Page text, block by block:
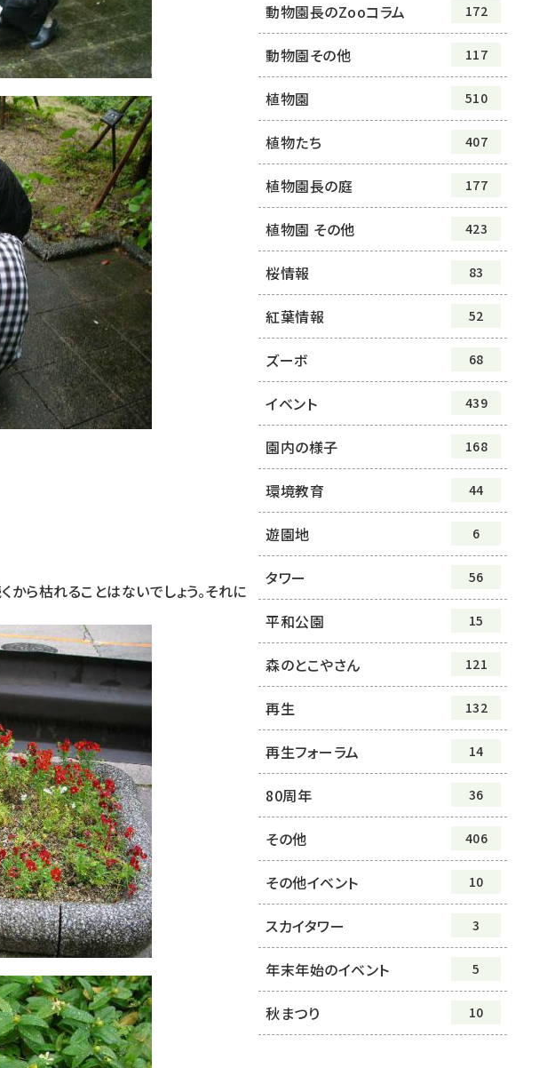
ら枯れることはないでしょう。それに
動物園長のZooコラム 172
動物園その他 117
植物園 510
植物たち 407
植物園長の庭 177
植物園 その他 423
桜情報 83
紅葉情報 52
ズーボ 68
イベント 439
園内の様子 168
環境教育 44
遊園地 6
タワー 56
平和公園 15
森のとこやさん 121
再生 132
再生フォーラム 14
80周年 36
その他 406
その他イベント 10
スカイタワー 3
年末年始のイベント 5
秋まつり 10